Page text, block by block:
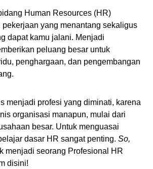
Human Resources (HR)
yang menantang sekaligus
dapat kamu jalani. Menjadi
peluang besar untuk
penghargaan, dan pengembangan
menjadi profesi yang diminati, karena
organisasi manapun, mulai dari
besar. Untuk menguasai
dasar HR sangat penting.
menjadi seorang Profesional HR
disini!